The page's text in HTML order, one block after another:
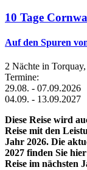
10 Tage
Auf den Spuren
2 Nächte in
Termine:
29.08. - 07.09.2026
04.09. - 13.09.2027
Diese Reise wird
Reise mit den
Jahr 2026. Die
2027 finden Sie
Reise im nächsten